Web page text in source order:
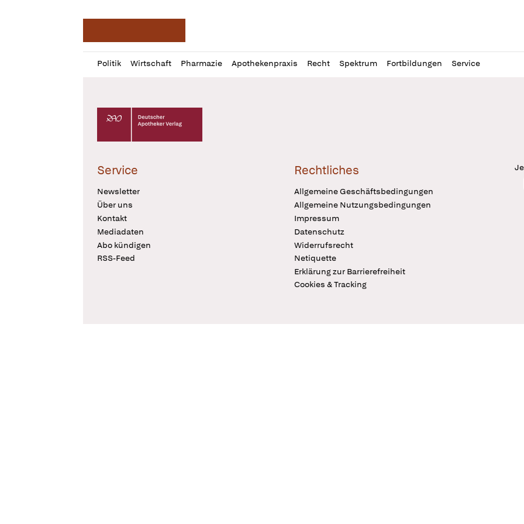
Politik Wirtschaft Pharmazie Apothekenpraxis Recht Spektrum Fortbildungen Service
Profil
öffnen
Daz
Pur
Deutscher Apotheker Verlag Logo
Service
Newsletter
Über uns
Kontakt
Mediadaten
Abo kündigen
RSS-Feed
Rechtliches
Allgemeine Geschäftsbedingungen
Allgemeine Nutzungsbedingungen
Impressum
Datenschutz
Widerrufsrecht
Netiquette
Erklärung zur Barrierefreiheit
Cookies & Tracking